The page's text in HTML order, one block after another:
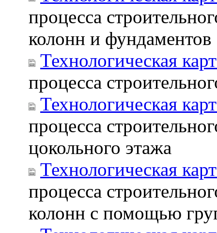
процесса
колонн и фундаментов
Технологическая
процесса
Технологическая
процесса
цокольного этажа
Технологическая
процесса
колонн с помощью